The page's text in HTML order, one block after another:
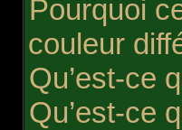
Pourquoi
couleur
Qu’est-ce
Qu’est-ce